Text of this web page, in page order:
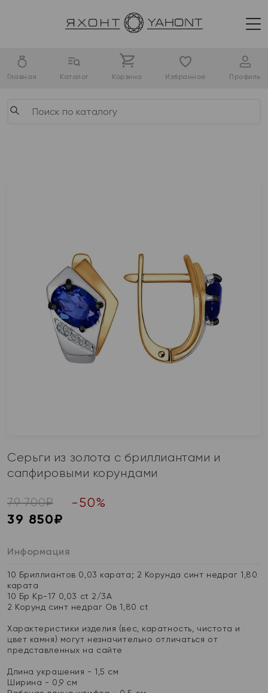
Главная Каталог Корзина Избранное Профиль
Серьги из золота с бриллиантами и
сапфировыми корундами
79 700₽ -50%
39 850₽
Информация
10 Бриллиантов 0,03 карата; 2 Корунда синт недраг 1,80
карата
10 Бр Кр-17 0,03 ct 2/3А
2 Корунд синт недраг Ов 1,80 ct
Характеристики изделия (вес, каратность, чистота и
цвет камня) могут незначительно отличаться от
представленных на сайте
Длина украшения - 1,5 см
Ширина - 0,9 см